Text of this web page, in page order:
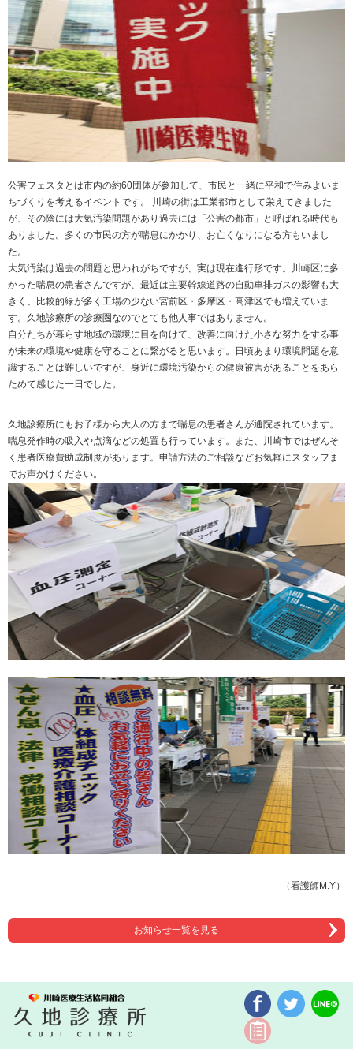
公害フェスタとは市内の約60団体が参加して、市民と一緒に平和で住みよいま
ちづくりを考えるイベントです。 川崎の街は工業都市として栄えてきました
が、その陰には大気汚染問題があり過去には「公害の都市」と呼ばれる時代も
ありました。多くの市民の方が喘息にかかり、お亡くなりになる方もいまし
た。
大気汚染は過去の問題と思われがちですが、実は現在進行形です。川崎区に多
かった喘息の患者さんですが、最近は主要幹線道路の自動車排ガスの影響も大
きく、比較的緑が多く工場の少ない宮前区・多摩区・高津区でも増えていま
す。久地診療所の診療圏なのでとても他人事ではありません。
自分たちが暮らす地域の環境に目を向けて、改善に向けた小さな努力をする事
が未来の環境や健康を守ることに繋がると思います。日頃あまり環境問題を意
識することは難しいですが、身近に環境汚染からの健康被害があることをあら
ためて感じた一日でした。
久地診療所にもお子様から大人の方まで喘息の患者さんが通院されています。
喘息発作時の吸入や点滴などの処置も行っています。また、川崎市ではぜんそ
く患者医療費助成制度があります。申請方法のご相談などお気軽にスタッフま
でお声かけください。
（看護師M.Y）
お知らせ一覧を見る